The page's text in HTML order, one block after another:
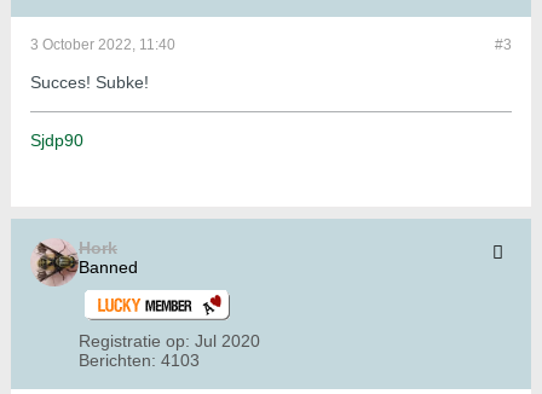
#3
3 October 2022, 11:40
Succes! Subke!
Sjdp90
Hork
Banned
Registratie op: Jul 2020
Berichten: 4103